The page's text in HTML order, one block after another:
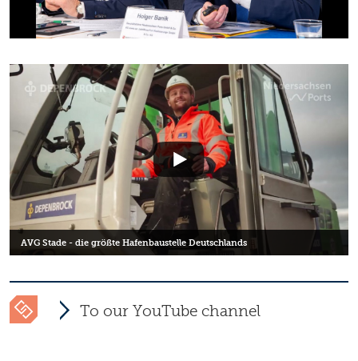
AVG Stade - die größte Hafenbaustelle Deutschlands
To our YouTube channel